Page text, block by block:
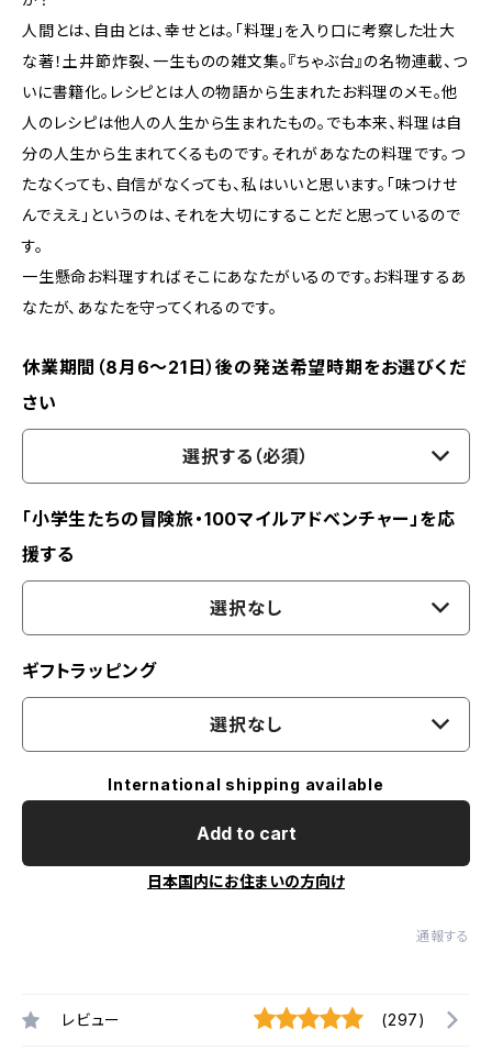
人間とは、自由とは、幸せとは。「料理」を入り口に考察した壮大
な著！土井節炸裂、一生ものの雑文集。『ちゃぶ台』の名物連載、つ
いに書籍化。レシピとは人の物語から生まれたお料理のメモ。他
人のレシピは他人の人生から生まれたもの。でも本来、料理は自
分の人生から生まれてくるものです。それがあなたの料理です。つ
たなくっても、自信がなくっても、私はいいと思います。「味つけせ
んでええ」というのは、それを大切にすることだと思っているので
す。
一生懸命お料理すればそこにあなたがいるのです。お料理するあ
なたが、あなたを守ってくれるのです。
休業期間（8月6〜21日）後の発送希望時期をお選びくだ
さい
選択する（必須）
「小学生たちの冒険旅・100マイルアドベンチャー」を応
援する
選択なし
ギフトラッピング
選択なし
International shipping available
Add to cart
日本国内にお住まいの方向け
通報する
レビュー (297)